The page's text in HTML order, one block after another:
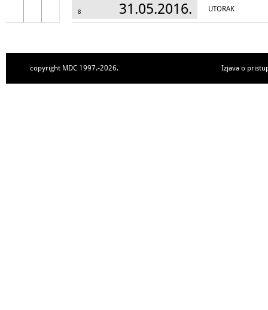
8 31.05.2016. UTORAK
copyright MDC 1997.-2026. Izjava o